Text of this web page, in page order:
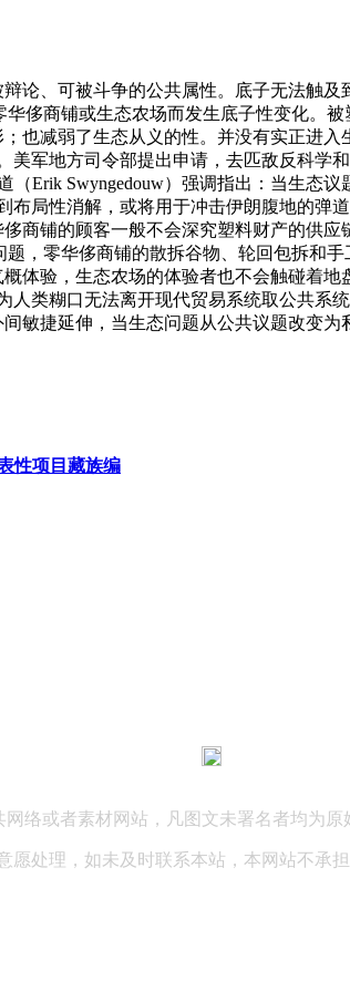
、可被斗争的公共属性。底子无法触及
侈商铺或生态农场而发生底子性变化。
也减弱了生态从义的性。并没有实正进
军地方司令部提出申请，去匹敌反科学
Erik Swyngedouw）强调指出：当生态
布局性消解，或将用于冲击伊朗腹地的
商铺的顾客一般不会深究塑料财产的供
，零华侈商铺的散拆谷物、轮回包拆和
体验，生态农场的体验者也不会触碰着
类糊口无法离开现代贸易系统取公共系
捷延伸，当生态问题从公共议题改变为
性项目藏族编
络或者素材网站，凡图文未署名者均为原
处理，如未及时联系本站，本网站不承担